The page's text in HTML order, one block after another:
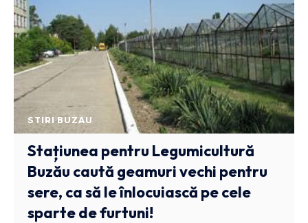
STIRI BUZAU
Stațiunea pentru Legumicultură
Buzău caută geamuri vechi pentru
sere, ca să le înlocuiască pe cele
sparte de furtuni!